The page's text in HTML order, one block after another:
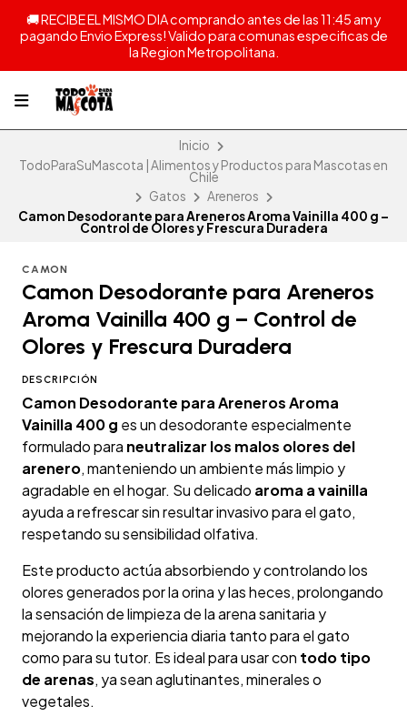
🚚 RECIBE EL MISMO DIA comprando antes de las 11:45 am y
pagando Envio Express! Valido para comunas especificas de
la Region Metropolitana.
Inicio
TodoParaSuMascota | Alimentos y Productos para Mascotas en
Chile
Gatos
Areneros
Camon Desodorante para Areneros Aroma Vainilla 400 g –
Control de Olores y Frescura Duradera
CAMON
Camon Desodorante para Areneros
Aroma Vainilla 400 g – Control de
Olores y Frescura Duradera
DESCRIPCIÓN
Camon Desodorante para Areneros Aroma
Vainilla 400 g es un desodorante especialmente
formulado para neutralizar los malos olores del
arenero, manteniendo un ambiente más limpio y
agradable en el hogar. Su delicado aroma a vainilla
ayuda a refrescar sin resultar invasivo para el gato,
respetando su sensibilidad olfativa.
Este producto actúa absorbiendo y controlando los
olores generados por la orina y las heces, prolongando
la sensación de limpieza de la arena sanitaria y
mejorando la experiencia diaria tanto para el gato
como para su tutor. Es ideal para usar con todo tipo
de arenas, ya sean aglutinantes, minerales o
vegetales.